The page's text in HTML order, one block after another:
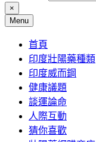
×
Menu
首頁
印度壯陽藥種類
印度威而鋼
健康議題
談運論命
人際互動
猜你喜歡